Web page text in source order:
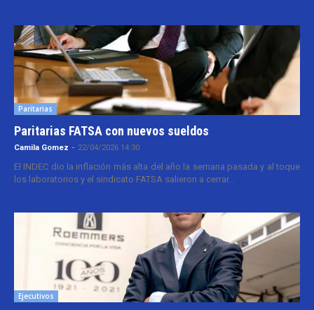
Paritarias
Paritarias FATSA con nuevos sueldos
Camila Gomez - 22/04/2026 14:30
El INDEC dio la inflación más alta del año la semana pasada y al toque
los laboratorios y el sindicato FATSA salieron a cerrar...
Ejecutivos